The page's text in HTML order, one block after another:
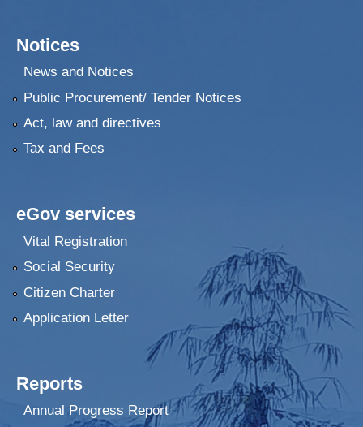
Notices
News and Notices
Public Procurement/ Tender Notices
Act, law and directives
Tax and Fees
eGov services
Vital Registration
Social Security
Citizen Charter
Application Letter
Reports
Annual Progress Report